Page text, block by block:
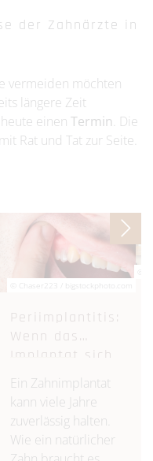
der Zahnärzte in
vermeiden möchten
längere Zeit
einen Termin . Die
Rat und Tat zur Seite.
© Chaser223 / bigstockphoto.com
Periimplantitis:
Wenn das
Implantat sich
entzündet
Ein Zahnimplantat
kann viele Jahre
zuverlässig halten.
Wie ein natürlicher